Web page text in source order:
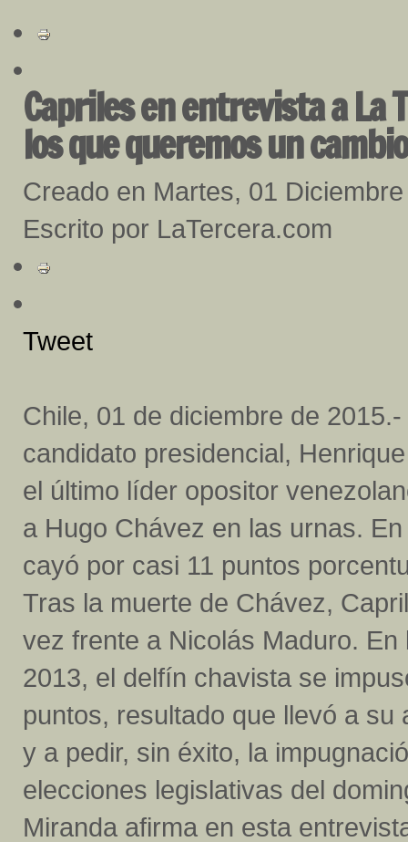
Capriles en entrevista a La
los que queremos un
Creado en Martes, 01
Escrito por LaTercera.com
Tweet
Chile, 01 de diciembre de
candidato presidencial,
el último líder opositor
a Hugo Chávez en las urnas.
cayó por casi 11 puntos
Tras la muerte de Chávez,
vez frente a Nicolás Maduro.
2013, el delfín chavista se
puntos, resultado que llevó a
y a pedir, sin éxito, la
elecciones legislativas del
Miranda afirma en esta